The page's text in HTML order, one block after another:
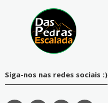
Siga-nos nas redes sociais :)